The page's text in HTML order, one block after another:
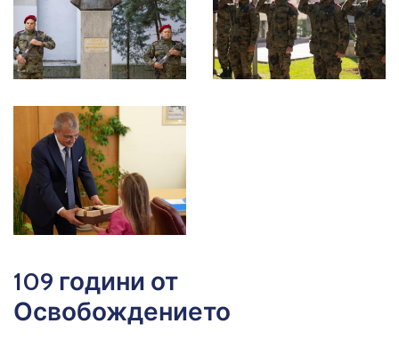
109 години от
Освобождението